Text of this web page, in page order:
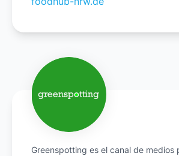
Greenspotting es el canal de medios